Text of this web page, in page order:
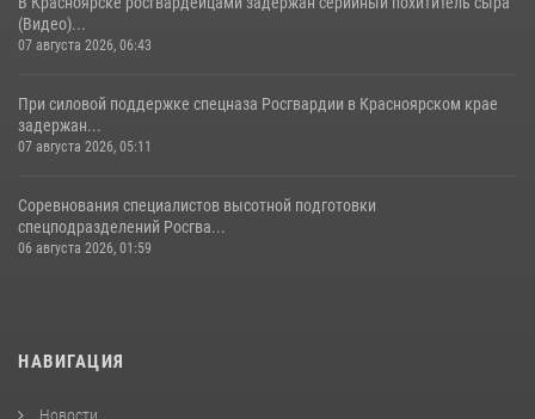
(Видео)...
07 августа 2026, 06:43
При силовой поддержке спецназа Росгвардии в Красноярском крае
задержан...
07 августа 2026, 05:11
Соревнования специалистов высотной подготовки
спецподразделений Росгва...
06 августа 2026, 01:59
НАВИГАЦИЯ
Новости